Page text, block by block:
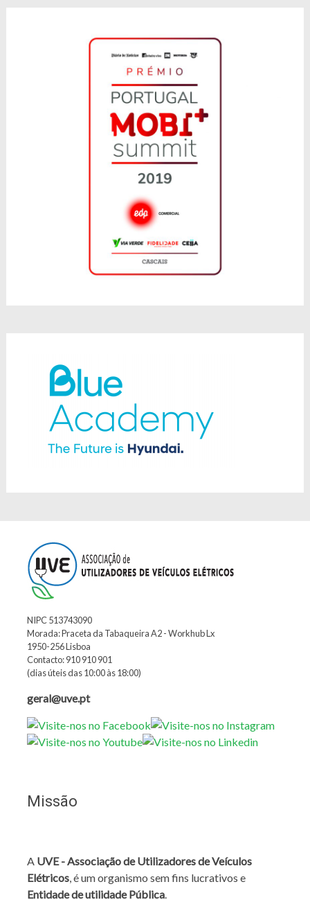
NIPC 513743090
Morada: Praceta da Tabaqueira A2 - Workhub Lx
1950-256 Lisboa
Contacto: 910 910 901
(dias úteis das 10:00 às 18:00)
geral@uve.pt
Missão
A UVE - Associação de Utilizadores de Veículos
Elétricos, é um organismo sem fins lucrativos e
Entidade de utilidade Pública.